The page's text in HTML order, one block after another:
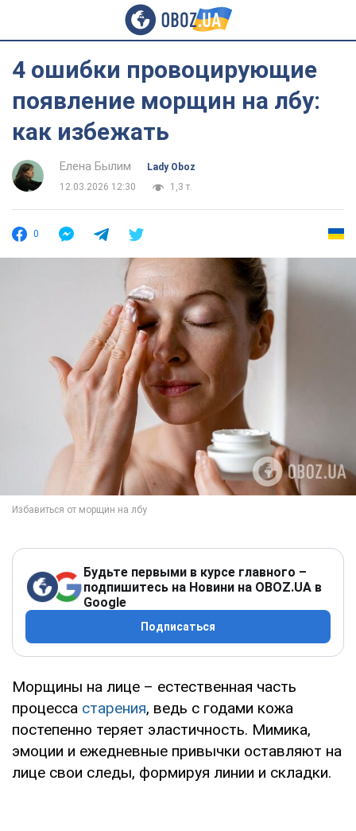
4 ошибки провоцирующие
появление морщин на лбу:
как избежать
Елена Былим
Lady Oboz
12.03.2026 12:30
1,3 т.
0
Будьте первыми в курсе главного –
подпишитесь на Новини на OBOZ.UA в
Google
Подписаться
Морщины на лице – естественная часть
процесса старения, ведь с годами кожа
постепенно теряет эластичность. Мимика,
эмоции и ежедневные привычки оставляют на
лице свои следы, формируя линии и складки.